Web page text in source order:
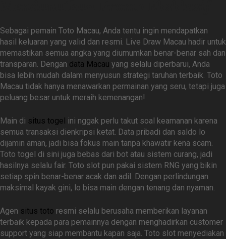
Sebagai pemain Toto Macau, Anda tentu ingin mendapatkan
hasil keluaran yang valid dan resmi. Live Draw Macau hadir untuk
memastikan semua angka yang diumumkan benar-benar sah dan
transparan. Dengan data Macau yang selalu diperbarui, Anda
bisa lebih mudah dalam menyusun strategi taruhan terbaik. Toto
Macau tidak hanya menawarkan permainan yang seru, tetapi juga
peluang besar untuk meraih kemenangan!
Main di situs togel ini nggak perlu takut soal keamanan karena
semua transaksi dienkripsi ketat. Data pribadi dan saldo lo
dijamin aman, jadi bisa fokus main tanpa khawatir kena scam.
Toto togel di sini juga bebas dari bot atau sistem curang, jadi
hasilnya selalu fair. Toto slot pun pakai sistem RNG yang bikin
setiap spin benar-benar acak dan adil. Dengan perlindungan
maksimal kayak gini, lo bisa main dengan tenang dan nyaman.
Agen situs toto resmi selalu berusaha memberikan layanan
terbaik kepada para pemainnya dengan menghadirkan customer
support yang siap membantu kapan saja. Toto slot menyediakan